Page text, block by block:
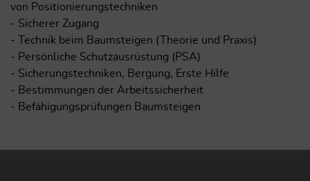
von Positionierungstechniken
- Sicherer Zugang
- Technik beim Baumsteigen (Theorie und Praxis)
- Persönliche Schutzausrüstung (PSA)
- Sicherungstechniken, Bergung, Erste Hilfe
- Bestimmungen der Arbeitssicherheit
- Befähigungsprüfungen Baumsteigen